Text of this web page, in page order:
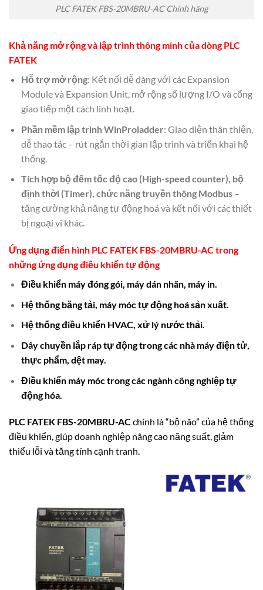
PLC FATEK FBS-20MBRU-AC Chính hãng
Khả năng mở rộng và lập trình thông minh của dòng PLC
FATEK
Hỗ trợ mở rộng: Kết nối dễ dàng với các Expansion
Module và Expansion Unit, mở rộng số lượng I/O và cổng
giao tiếp một cách linh hoạt.
Phần mềm lập trình WinProladder: Giao diện thân thiện,
dễ thao tác – rút ngắn thời gian lập trình và triển khai hệ
thống.
Tích hợp bộ đếm tốc độ cao (High-speed counter), bộ
định thời (Timer), chức năng truyền thông Modbus–
tăng cường khả năng tự động hoá và kết nối với các thiết
bị ngoại vi khác.
Ứng dụng điển hình PLC FATEK FBS-20MBRU-ACtrong
những ứng dụngđiều khiển tự động
Điều khiển máy đóng gói, máy dán nhãn, máy in.
Hệ thống băng tải, máy móc tự động hoá sản xuất.
Hệ thống điều khiển HVAC, xử lý nước thải.
Dây chuyền lắp ráp tự động trong các nhà máy điện tử,
thực phẩm, dệt may.
Điều khiển máy móc trong các ngành công nghiệp tự
động hóa.
PLC FATEK FBS-20MBRU-ACchính là “bộ não” của hệ thống
điều khiển, giúp doanh nghiệp nâng cao năng suất, giảm
thiểu lỗi và tăng tính cạnh tranh.